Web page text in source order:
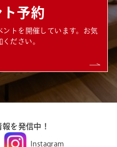
ト予約
トを開催しています。お気
ださい。
を発信中！
Instagram